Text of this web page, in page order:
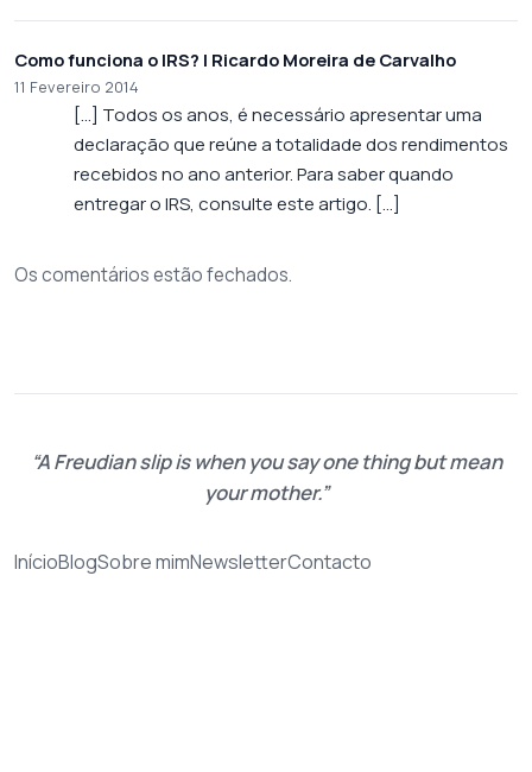
Como funciona o IRS? | Ricardo Moreira de Carvalho
11 Fevereiro 2014
[…] Todos os anos, é necessário apresentar uma
declaração que reúne a totalidade dos rendimentos
recebidos no ano anterior. Para saber quando
entregar o IRS, consulte este artigo. […]
Os comentários estão fechados.
A Freudian slip is when you say one thing but mean
your mother.
InícioBlogSobre mimNewsletterContacto